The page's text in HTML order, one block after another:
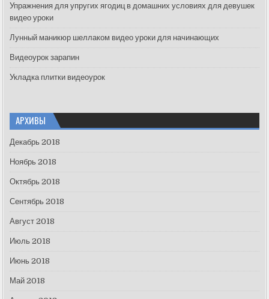
r
:
Упражнения для упругих ягодиц в домашних условиях для девушек
видео уроки
Лунный маникюр шеллаком видео уроки для начинающих
Видеоурок зарапин
Укладка плитки видеоурок
АРХИВЫ
Декабрь 2018
Ноябрь 2018
Октябрь 2018
Сентябрь 2018
Август 2018
Июль 2018
Июнь 2018
Май 2018